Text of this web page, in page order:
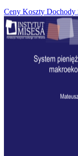
Ceny Koszty